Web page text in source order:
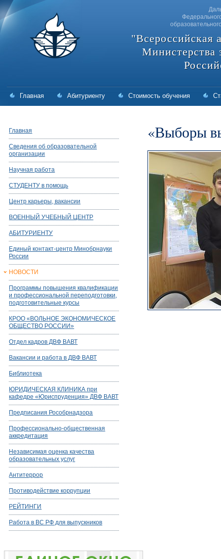
"Всероссийская
Министерства
Главная Абитуриенту Стоимость обучения
Главная
Сведения об образовательной
организации
Научная работа
СТУДЕНТУ в помощь
Центр карьеры, вакансии
ВОЕННЫЙ УЧЕБНЫЙ ЦЕНТР
АБИТУРИЕНТУ
Единый контакт-центр Минобрнауки
России
НОВОСТИ
Программы повышения квалификации
и профессиональной переподготовки,
подготовительные курсы
КРОО «ВОЛЬНОЕ ЭКОНОМИЧЕСКОЕ
ОБЩЕСТВО РОССИИ»
Отдел кадров ДВФ ВАВТ
Вакансии и работа в ДВФ ВАВТ
Библиотека
ЮРИДИЧЕСКАЯ КЛИНИКА при
кафедре «Юриспруденция» ДВФ ВАВТ
Предписания Рособрнадзора
Профессионально-общественная
аккредитация
Независимая оценка качества
образовательных услуг
Антитеррор
Противодействие коррупции
РЕЙТИНГИ
Работа в ВС РФ для выпускников
«Выборы